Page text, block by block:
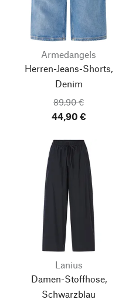
Armedangels
Herren-Jeans-Shorts,
Denim
89,90 €
44,90 €
Lanius
Damen-Stoffhose,
Schwarzblau